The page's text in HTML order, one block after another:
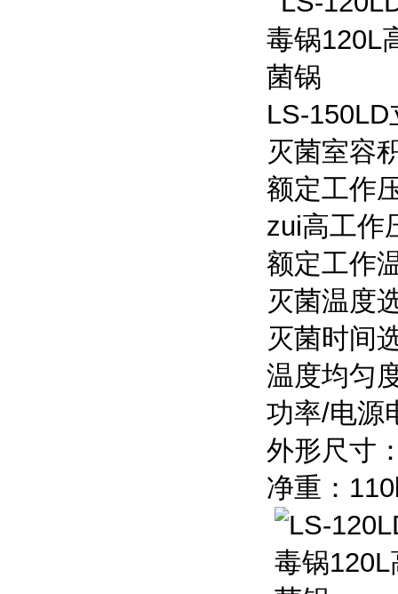
LS-
灭菌室容
额定工作
zui高工作
额定工作
灭菌温度
灭菌时间
温度均匀
功率/电源
外形尺寸
净重：